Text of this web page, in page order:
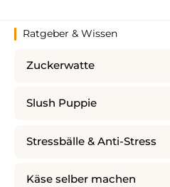
Ratgeber & Wissen
Zuckerwatte
Slush Puppie
Stressbälle & Anti-Stress
Käse selber machen